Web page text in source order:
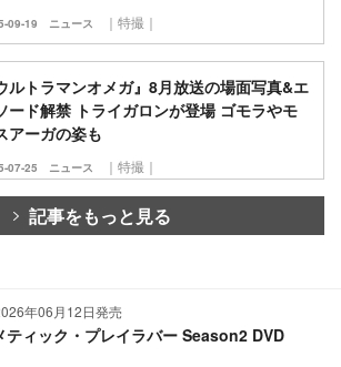
09-19 ニュース ｜特撮｜
ルトラマンオメガ』8月放送の場面写真&エ
ード解禁 トライガロンが登場 ゴモラやモ
アーガの姿も
07-25 ニュース ｜特撮｜
記事をもっと見る
年06月12日発売
ティック・プレイラバー Season2 DVD